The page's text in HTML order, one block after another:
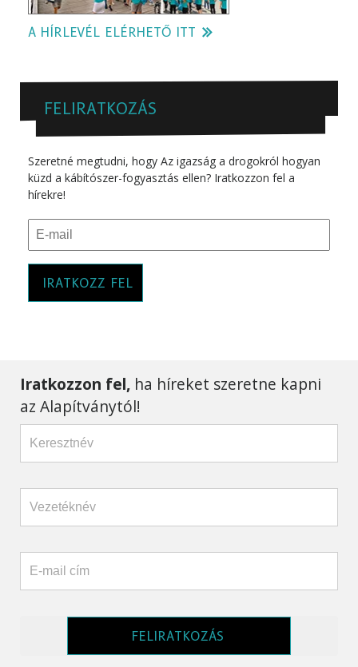
A HÍRLEVÉL ELÉRHETŐ ITT
FELIRATKOZÁS
Szeretné megtudni, hogy Az igazság a drogokról hogyan
küzd a kábítószer-fogyasztás ellen? Iratkozzon fel a
hírekre!
IRATKOZZ FEL
Iratkozzon fel, ha híreket szeretne kapni
az Alapítványtól!
FELIRATKOZÁS